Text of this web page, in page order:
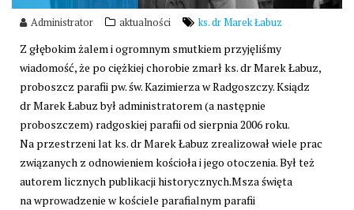
Administrator aktualności ks. dr Marek Łabuz
Z głębokim żalem i ogromnym smutkiem przyjęliśmy
wiadomość, że po ciężkiej chorobie zmarł ks. dr Marek Łabuz,
proboszcz parafii pw. św. Kazimierza w Radgoszczy. Ksiądz
dr Marek Łabuz był administratorem (a następnie
proboszczem) radgoskiej parafii od sierpnia 2006 roku.
Na przestrzeni lat ks. dr Marek Łabuz zrealizował wiele prac
związanych z odnowieniem kościoła i jego otoczenia. Był też
autorem licznych publikacji historycznych.Msza święta
na wprowadzenie w kościele parafialnym parafii